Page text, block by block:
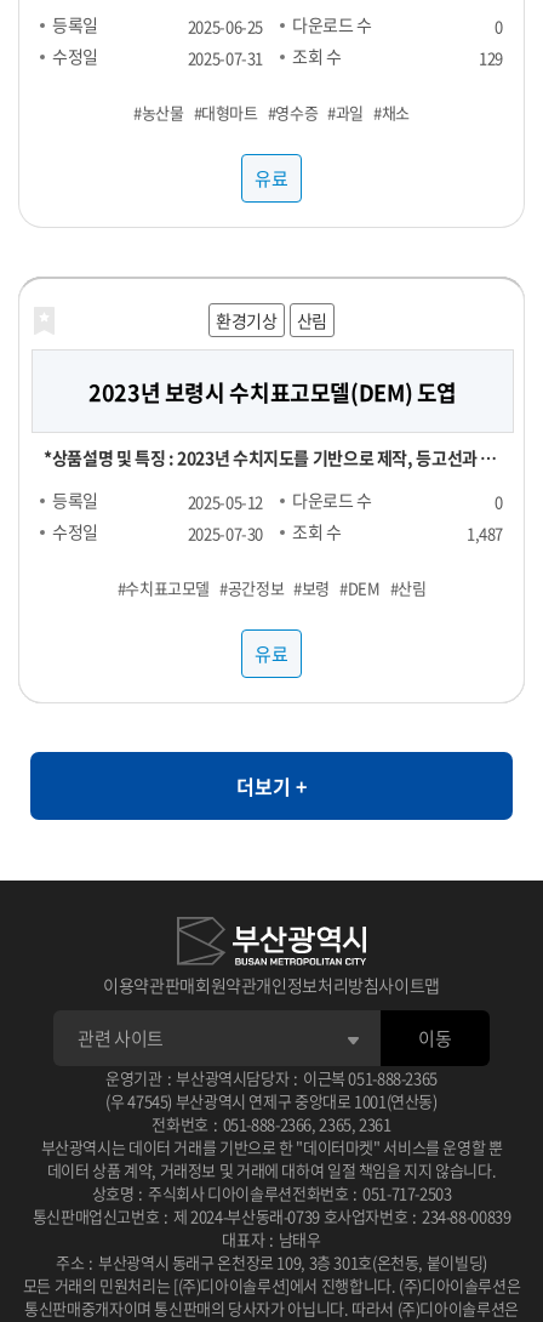
및 용량에 따라 가격 협의 - 구매 가능 기간 : 24년 1월 ~ - 구매 채널 :
대형마트 - 주요 컬럼 : 영수증_이름, 회원_번호, 성별, 연령대, 구매
(과일, 채소) 구매가 포함된 영수증 RAW DATA로, 바스켓 분석 등에
등록일 2025-06-25 다운로드 수 0
수정일 2025-07-31 조회 수 129
#농산물 #대형마트 #영수증 #과일 #채소
유료
교통물류 농식품
Retail Spotlight Report 2025년 6월
마켓링크에서 발행하는 유통 뉴스레터입니다. 매달 업데이트되는
Retail Spotlight Report를 통해 최신 비즈니스 소식과 유용한 정
보를 전달해드립니다. -■ 25년 6월 분석 주제 : 단백질(프로틴) -■
KAD(Key Account Data) - KADA(Key Account Data
등록일 2025-06-25 다운로드 수 0
수정일 2025-07-31 조회 수 101
#POS #유통 #분석 #샘플1 #단백질
유료
재정금융 농식품
영수증 이미지 데이터
[영수증 이미지 데이터 장당 100원] 채널 : 대형마트, 편의점 기간 :
24년 1월 ~ ※온라인, 오프라인 모두 포함되어있으며 사진마다 화질
이 다를 수 있음
등록일 2025-06-24 다운로드 수 0
수정일 2025-07-31 조회 수 107
#샘플1 #샘플4 #영수증 #샘플3 #샘플2
유료
재정금융 농식품
신용카드 채널별 TOP 100 SKU
[신용카드 결제 데이터] ▶ 채널별 TOP 100 SKU : 29,000원 ▶
RAW 형 데이터 : 5,000,000원 채널 : 네이버, 오아시스마켓, 자연드
림, 컬리, 쿠팡 기간 : 25년 1월 ~ FACT : 매출수량 기준 TOP 100
등록일 2025-06-24 다운로드 수 0
수정일 2025-07-31 조회 수 92
#샘플3 #카드 #샘플1 #샘플2 #샘플4
유료
해양농축수산 농식품
전국 지역별 외식 물가
[POS 기반 전국 지역별 외식 물가 데이터] - 1개월 기준 -- 집계형 (지
역별 메뉴 최저가, 최고가, 중앙값, Q1, Q3 값) : 업종당 9만 9천원 --
RAW : 500만원 *협의 -- 지역 구분 : 전국 17개 광역시도 -- 업종 구
찌개, 된장찌개, 삼계탕 설렁탕, 짜장면, 짬뽕, 칼국수 ▷ 카페 : 바닐
라라떼(HOT), 바닐라라떼(ICE), 스무디, 아메리카노(HOT), 아메
리카노(ICE), 에이드, 카라멜마끼아또(HOT), 카라멜마끼아또
(ICE) ▷ 분식 : 김밥(야채), 김밥(참치), 김밥(치즈), 돈까스, 떡볶이,
등록일 2025-06-24 다운로드 수 0
수정일 2025-07-31 조회 수 106
#외식 #샘플2 #물가 #샘플1 #샘플3
유료
보건의료 라이프로그
[합성] HTB 스트레스 진단데이터
본 데이터는 "헬스브릿지"의 "스트레스 진단데이터"를 기반으로,
GAN(적대적 생성 신경망, Generative Adversarial Networks)
모델을 활용하여 생성한 가상의 합성데이터입니다. 합성데이터는 개
니고 있어 임상 연구 및 의료 알고리즘 개발에 적합합니다. 본 데이터
셋은 개인정보 보호 및 연구 목적을 위해 합성데이터(Synthetic
Data) 기법을 기반으로 생성되었습니다. 합성데이터는 실제 데이터
운 분석이 가능하도록 설계되었습니다. 특히 의료/보건/사회 데이터
와 같이 민감한 정보의 활용도가 제한되는 환경에서도 안전하게 고품
질의 데이터 분석을 지원할 수 있습니다. [개요] - 한국인의 자가 정신
유형 코드 - 자기진단 우울 - 자기진단 불안 - 자기진단 스트레스 - 자
기진단 외상후점수 - 상담사 진단 우울 - 상담사 진단 불안 - 상담사 진
에서 주요우울장애 선별을 위한 PHQ-2/PHQ-9 연속선별검사의 유
용성 연구 목적: 일차의료 환경에서 PHQ-2와 PHQ-9를 연속적으로
사용하는 선별검사의 효율성과 정확성을 평가 사용 데이터: 2010년
2월부터 6월까지 일개 대학병원 외래환자 201명을 대상으로 PHQ-
2, PHQ-9, BDI 설문조사 및 DSM-IV 기준에 따른 주치의 면담 주요
결과: PHQ-2/PHQ-9 연속선별검사는 단독 시행보다 진단 정확도가
높고 소요 시간이 적어 일차진료에서 우울증 선별에 유용한 도구로
확인됨 DOI / 링크: 논문 보기 � 뇌교육 기반 명상과 응용근신경학
등록일 2025-06-07 다운로드 수 1
수정일 2025-07-29 조회 수 89
#PTSD #스트레스 #우울 #불안 #합성데이터 #정신건강
유료
환경기상 산림
2023년 보령시 수치표고모델(DEM) 도엽
*상품설명 및 특징 : 2023년 수치지도를 기반으로 제작, 등고선과 표
고점을 활용했은며, 등고오류와 표고오류를 수정 *기간 및 범위 :
2023년 1월 ~ 2023년 12월 *컬럼정보 : 비정형이미지로 칼럼정보
예제 : 각종 GIS시스템 및 서비스 구축 *제한: 본자료는 민간 대상 공
개제한자료로서 민간에 제공할 수 없습니다. *국가공간정보기본법
에 따른 비공개 데이터이므로 민간에게는 판매할 수 없습니다. 공공
등록일 2025-05-12 다운로드 수 0
수정일 2025-07-30 조회 수 1,487
#수치표고모델 #공간정보 #보령 #DEM #산림
유료
더보기 +
이용약관판매회원약관개인정보처리방침사이트맵
운영기관 : 부산광역시담당자 : 이근복051-888-2365
(우 47545) 부산광역시 연제구 중앙대로 1001(연산동)
전화번호 : 051-888-2366, 2365, 2361
부산광역시는 데이터 거래를 기반으로 한 "데이터마켓" 서비스를 운영할 뿐
데이터 상품 계약, 거래정보 및 거래에 대하여 일절 책임을 지지 않습니다.
상호명 : 주식회사 디아이솔루션전화번호 : 051-717-2503
통신판매업신고번호 : 제 2024-부산동래-0739 호사업자번호 : 234-88-00839
대표자 : 남태우
주소 : 부산광역시 동래구 온천장로 109, 3층 301호(온천동, 붙이빌딩)
모든 거래의 민원처리는 [(주)디아이솔루션]에서 진행합니다. (주)디아이솔루션은
통신판매중개자이며 통신판매의 당사자가 아닙니다. 따라서 (주)디아이솔루션은
이동